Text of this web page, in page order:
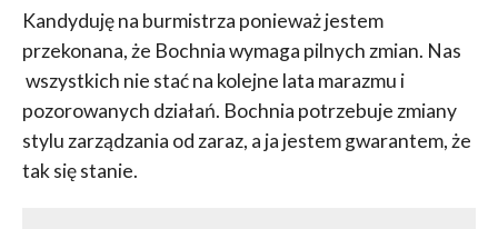
Kandyduję na burmistrza ponieważ jestem
przekonana, że Bochnia wymaga pilnych zmian. Nas
wszystkich nie stać na kolejne lata marazmu i
pozorowanych działań. Bochnia potrzebuje zmiany
stylu zarządzania od zaraz, a ja jestem gwarantem, że
tak się stanie.